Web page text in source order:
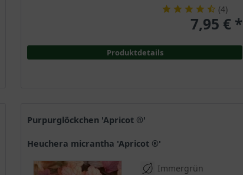
(4)
7,95 € *
Produktdetails
Purpurglöckchen 'Apricot ®'
Heuchera micrantha 'Apricot ®'
Immergrün